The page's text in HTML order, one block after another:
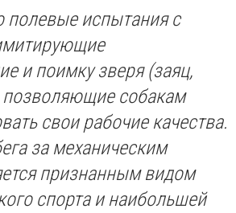
полевые испытания с
и поимку зверя (заяц,
позволяющие собакам
свои рабочие качества.
за механическим
признанным видом
спорта и наибольшей